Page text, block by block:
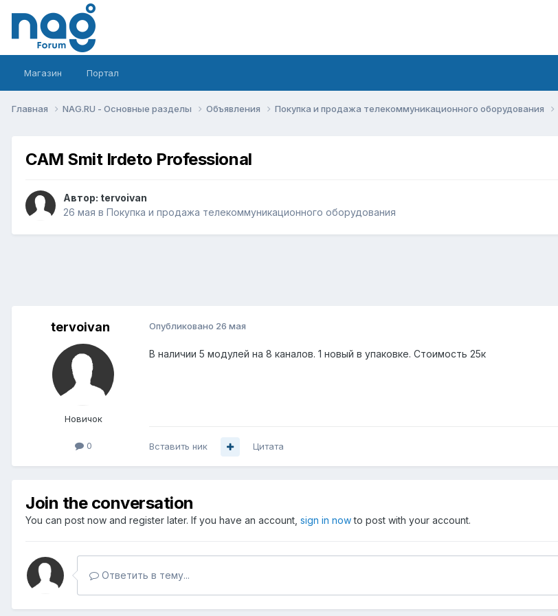
Магазин Портал
Главная NAG.RU - Основные разделы Объявления Покупка и продажа телекоммуникационного оборудования
CAM Smit Irdeto Professional
Автор: tervoivan
26 мая в Покупка и продажа телекоммуникационного оборудования
tervoivan
Новичок
0
Опубликовано 26 мая
В наличии 5 модулей на 8 каналов. 1 новый в упаковке. Стоимость 25к
Вставить ник Цитата
Join the conversation
You can post now and register later. If you have an account, sign in nowto post with your account.
Ответить в тему...